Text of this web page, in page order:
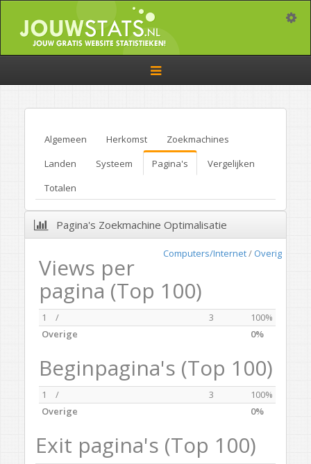
Toggle
navigation
Algemeen Herkomst
Zoekmachines
Landen
Systeem Pagina's
Vergelijken
Totalen
Pagina's Zoekmachine Optimalisatie
Computers/Internet/ Overig
Views per
pagina (Top 100)
1 / 3
100%
Overige
0%
Beginpagina's (Top 100)
1 / 3
100%
Overige
0%
Exit pagina's (Top 100)